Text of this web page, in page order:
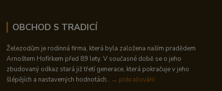
OBCHOD S TRADICÍ
Železodům je rodinná firma, která byla založena naším pradědem
Arnoštem Hofírkem před 89 lety. V současné době se o jeho
zbudovaný odkaz stará již třetí generace, která pokračuje v jeho
šlépějích a nastavených hodnotách.. → pokračování